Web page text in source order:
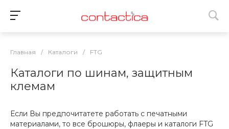
Главная / Каталоги / FTG
Каталоги по шинам, защитным
клемам
Если Вы предпочитатете работать с печатными
материалами, то все брошюры, флаеры и каталоги FTG